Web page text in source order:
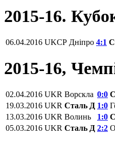
2015-16.
06.04.2016 UKCP Дніпро 4:1
2015-16,
02.04.2016 UKR Ворскла 0:0
19.03.2016 UKR Сталь Д 1:0
13.03.2016 UKR Волинь 1:0
05.03.2016 UKR Сталь Д 2:2